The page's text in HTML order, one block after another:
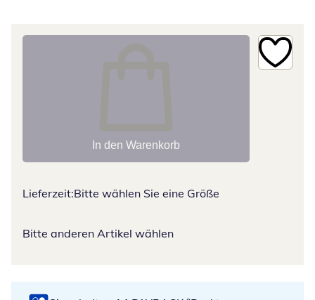
In den Warenkorb
Lieferzeit:Bitte wählen Sie eine Größe
Bitte anderen Artikel wählen